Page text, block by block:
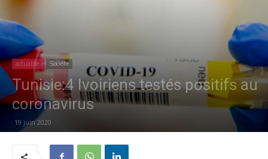
actualite Société
Tunisie:4 Ivoiriens testés positifs au
coronavirus
19 juin 2020